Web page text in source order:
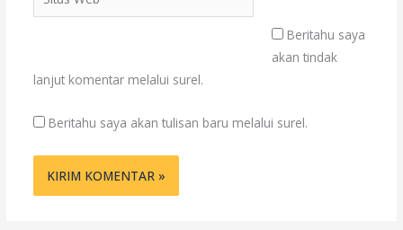
Web
Beritahu saya
akan tindak
lanjut komentar melalui surel.
Beritahu saya akan tulisan baru melalui surel.